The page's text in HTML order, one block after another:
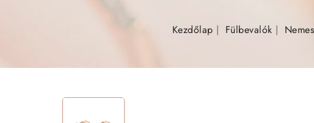
Kezdőlap Fülbevalók